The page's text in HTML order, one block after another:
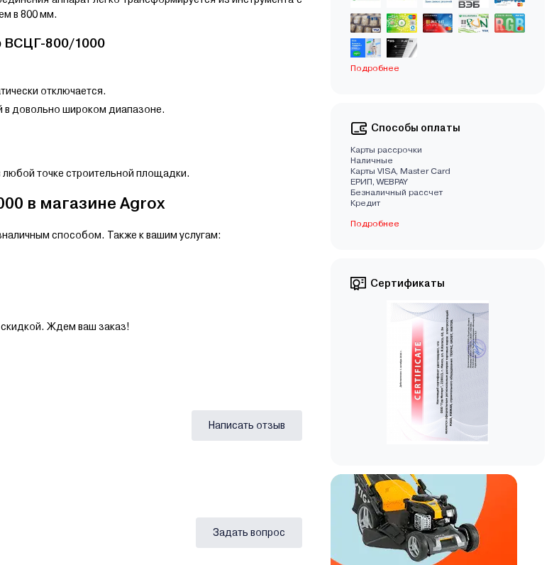
в 800 мм.
ВСЦГ-800/1000
отключается.
в довольно широком диапазоне.
точке строительной площадки.
в магазине Agrox
способом. Также к вашим услугам:
Ждем ваш заказ!
Написать отзыв
Задать вопрос
Подробнее
Способы оплаты
Карты рассрочки
Наличные
Карты VISA, Master Card
EРИП, WEBPAY
Безналичный рассчет
Кредит
Подробнее
Сертификаты